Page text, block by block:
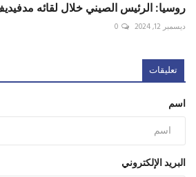
روسيا‬⁩: الرئيس الصيني خلال لقائه
ديسمبر 12, 2024 0
تعليقات
اسم
البريد الإلكتروني